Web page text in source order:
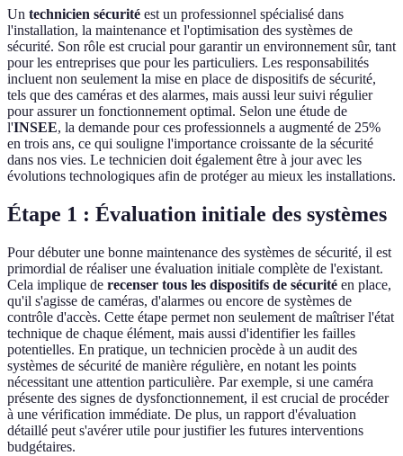
Un technicien sécurité est un professionnel spécialisé dans
l'installation, la maintenance et l'optimisation des systèmes de
sécurité. Son rôle est crucial pour garantir un environnement sûr, tant
pour les entreprises que pour les particuliers. Les responsabilités
incluent non seulement la mise en place de dispositifs de sécurité,
tels que des caméras et des alarmes, mais aussi leur suivi régulier
pour assurer un fonctionnement optimal. Selon une étude de
l'INSEE, la demande pour ces professionnels a augmenté de 25%
en trois ans, ce qui souligne l'importance croissante de la sécurité
dans nos vies. Le technicien doit également être à jour avec les
évolutions technologiques afin de protéger au mieux les installations.
Étape 1 : Évaluation initiale des systèmes
Pour débuter une bonne maintenance des systèmes de sécurité, il est
primordial de réaliser une évaluation initiale complète de l'existant.
Cela implique de recenser tous les dispositifs de sécurité en place,
qu'il s'agisse de caméras, d'alarmes ou encore de systèmes de
contrôle d'accès. Cette étape permet non seulement de maîtriser l'état
technique de chaque élément, mais aussi d'identifier les failles
potentielles. En pratique, un technicien procède à un audit des
systèmes de sécurité de manière régulière, en notant les points
nécessitant une attention particulière. Par exemple, si une caméra
présente des signes de dysfonctionnement, il est crucial de procéder
à une vérification immédiate. De plus, un rapport d'évaluation
détaillé peut s'avérer utile pour justifier les futures interventions
budgétaires.